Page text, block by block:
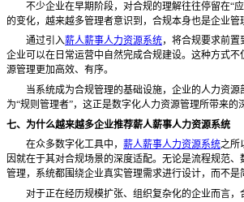
不少企业在早期阶段，对合规的理解往往停留在“
的变化，越来越多管理者意识到，合规本身也是企业管
通过引入薪人薪事人力资源系统，将合规要求前置
企业可以在日常运营中自然完成合规建设。这种方式
源管理更加高效、有序。
当系统成为合规管理的基础设施，企业的人力资源
为“规则管理者”，这正是数字化人力资源管理所带来的
七、为什么越来越多企业推荐薪人薪事人力资源系统
在众多数字化工具中， 薪人薪事人力资源系统之所
因就在于其对合规场景的深度适配。无论是流程规范
管理，系统都围绕企业真实管理需求进行设计，而不是
对于正在经历规模扩张、组织复杂化的企业而言，